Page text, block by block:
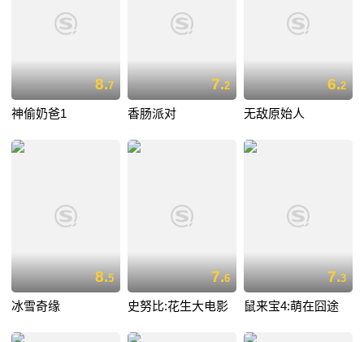
8.7
神偷奶爸1
7.2
香肠派对
6.2
无敌原始人
8.5
冰雪奇缘
7.6
史努比:花生大电影
7.3
鼠来宝4:萌在囧途